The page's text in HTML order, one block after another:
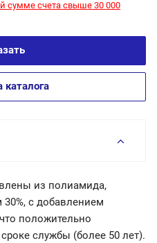
сумме счета свыше 30 000
каталога
из полиамида,
с добавлением
положительно
службы (более 50 лет).